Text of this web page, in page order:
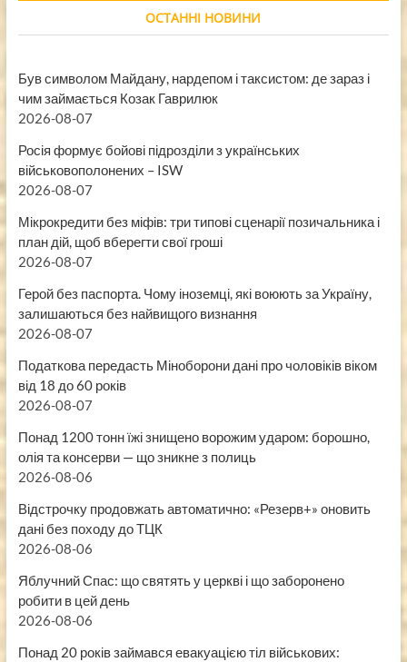
ОСТАННІ НОВИНИ
Був символом Майдану, нардепом і таксистом: де зараз і
чим займається Козак Гаврилюк
2026-08-07
Росія формує бойові підрозділи з українських
військовополонених – ISW
2026-08-07
Мікрокредити без міфів: три типові сценарії позичальника і
план дій, щоб вберегти свої гроші
2026-08-07
Герой без паспорта. Чому іноземці, які воюють за Україну,
залишаються без найвищого визнання
2026-08-07
Податкова передасть Міноборони дані про чоловіків віком
від 18 до 60 років
2026-08-07
Понад 1200 тонн їжі знищено ворожим ударом: борошно,
олія та консерви — що зникне з полиць
2026-08-06
Відстрочку продовжать автоматично: «Резерв+» оновить
дані без походу до ТЦК
2026-08-06
Яблучний Спас: що святять у церкві і що заборонено
робити в цей день
2026-08-06
Понад 20 років займався евакуацією тіл військових: